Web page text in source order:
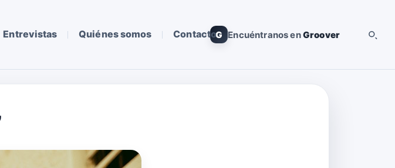
Entrevistas Quiénes somos ContactoG Encuéntranos enGroover